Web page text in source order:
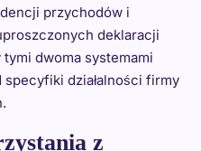
przychodów i
deklaracji
dwoma systemami
działalności firmy
z